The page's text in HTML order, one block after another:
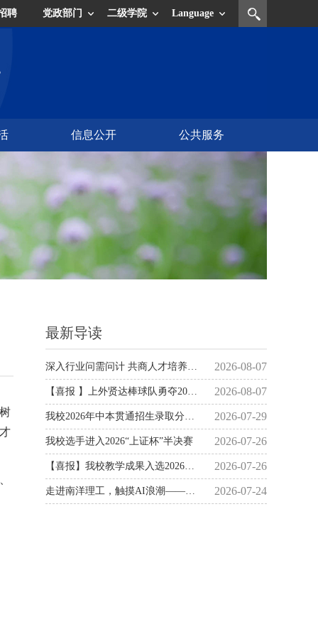
党政部门 二级学院 Language
聘
信息公开 公共服务
最新导读